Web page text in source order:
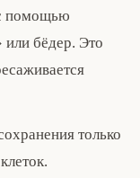
помощью
или бёдер. Это
только